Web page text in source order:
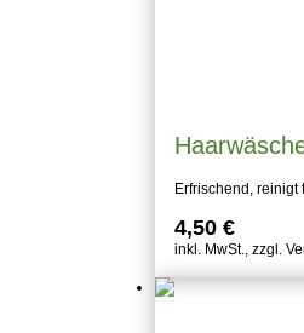
Erfrischend,
4,50 €
inkl. MwSt., zzgl.